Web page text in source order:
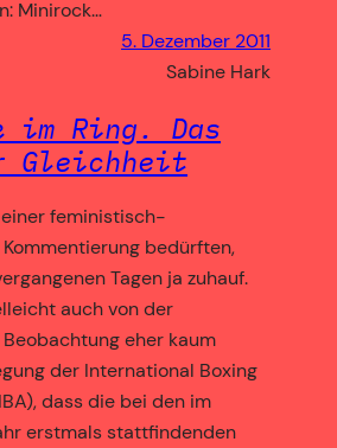
Minirock…
5. Dezember 2011
Sabine Hark
im Ring. Das
Gleichheit
feministisch-
bedürften,
Tagen ja zuhauf.
auch von der
eher kaum
der International Boxing
dass die bei den im
erstmals stattfindenden